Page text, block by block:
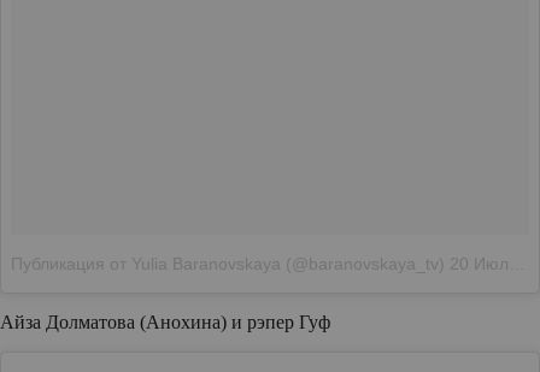
Публикация от Yulia Baranovskaya (@baranovskaya_tv) 20 Июл 2018 в 4:44 PDT
Айза Долматова (Анохина) и рэпер Гуф